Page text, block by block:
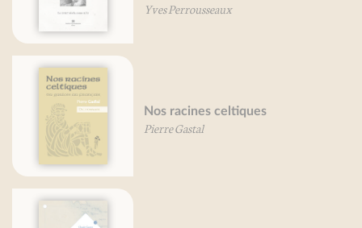
Yves Perrousseaux
Nos racines celtiques
Pierre Gastal